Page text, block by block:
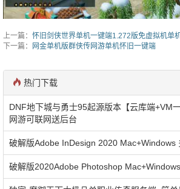
上一篇： 怀旧剑侠世界单机一键端1.272版免虚拟机单
下一篇：
网金单机版群侠传网游单机怀旧一键端
热门下载
DNF地下城与勇士95起源版本【云库端+VM
网游可联网送后台
破解版Adobe InDesign 2020 Mac+Windows
破解版2020Adobe Photoshop